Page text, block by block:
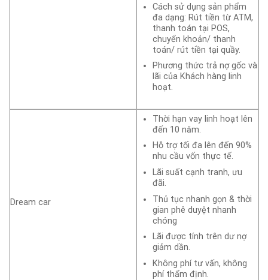
Cách sử dụng sản phẩm
đa dạng: Rút tiền từ ATM,
thanh toán tại POS,
chuyển khoản/ thanh
toán/ rút tiền tại quầy.
Phương thức trả nợ gốc và
lãi của Khách hàng linh
hoạt.
Dream car
Thời hạn vay linh hoạt lên
đến 10 năm.
Hỗ trợ tối đa lên đến 90%
nhu cầu vốn thực tế.
Lãi suất cạnh tranh, ưu
đãi.
Thủ tục nhanh gọn & thời
gian phê duyệt nhanh
chóng
Lãi được tính trên dư nợ
giảm dần.
Không phí tư vấn, không
phí thẩm định.